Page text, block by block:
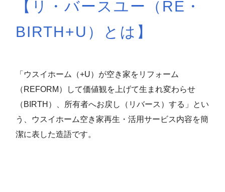
【リ・バースユー（RE・
BIRTH+U）とは】
「ウスイホーム（+U）が空き家をリフォーム
（REFORM）して価値観を上げて生まれ変わらせ
（BIRTH）、所有者へお戻し（リバース）する」とい
う、ウスイホーム空き家再生・活用サービス内容を簡
潔に表した造語です。